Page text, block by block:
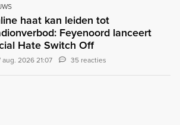
haat kan leiden tot
Feyenoord lanceert
Hate Switch Off
aug. 2026 21:07 35 reacties